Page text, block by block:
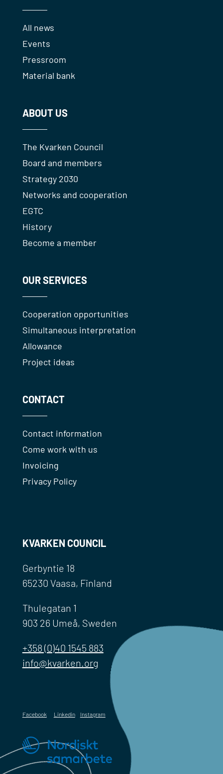
All news
Events
Pressroom
Material bank
ABOUT US
The Kvarken Council
Board and members
Strategy 2030
Networks and cooperation
EGTC
History
Become a member
OUR SERVICES
Cooperation opportunities
Simultaneous interpretation
Allowance
Project ideas
CONTACT
Contact information
Come work with us
Invoicing
Privacy Policy
KVARKEN COUNCIL
Gerbyntie 18
65230 Vaasa, Finland
Thulegatan 1
903 26 Umeå, Sweden
+358 (0)40 1545 883
info@kvarken.org
Facebook Linkedin Instagram